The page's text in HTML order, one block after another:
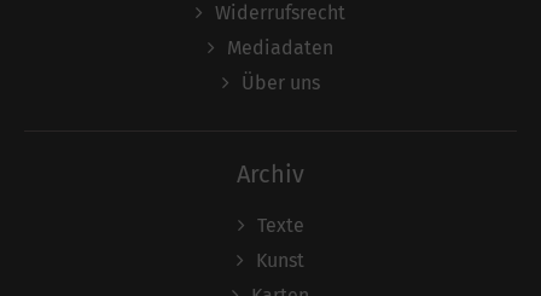
Widerrufsrecht
Mediadaten
Über uns
Archiv
Texte
Kunst